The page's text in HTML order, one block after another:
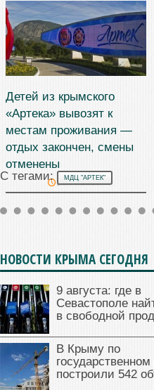
Детей из крымского
«Артека» вывозят к
местам проживания —
отдых закончен, смены
отменены
22.06.2026
С тегами: МДЦ "АРТЕК"
НОВОСТИ КРЫМА СЕГОДНЯ
9 августа: где в
Севастополе
в свободной
В Крыму по
построили 542